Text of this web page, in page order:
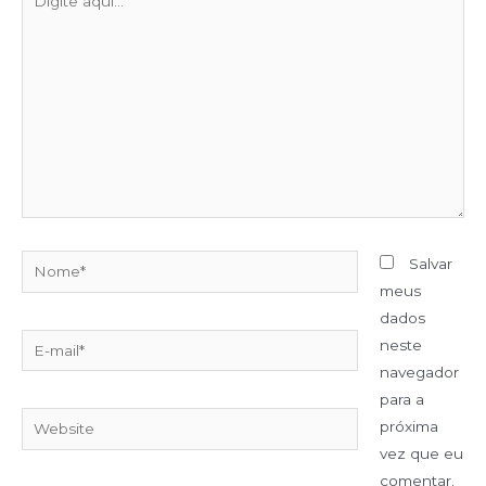
Salvar
meus
dados
neste
navegador
para a
próxima
vez que eu
comentar.